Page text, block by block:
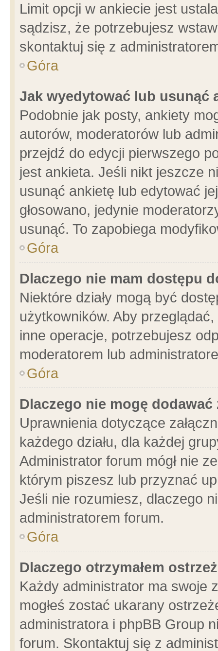
Limit opcji w ankiecie jest
sądzisz, że potrzebujesz
skontaktuj się z
Góra
Jak wyedytować lub usunąć
Podobnie jak posty, ankiety
autorów, moderatorów lub
przejdź do edycji pierwszego
jest ankieta. Jeśli nikt jeszcze
usunąć ankietę lub edytować
głosowano, jedynie
usunąć. To zapobiega
Góra
Dlaczego nie mam dostępu
Niektóre działy mogą być
użytkowników. Aby
inne operacje, potrzebujesz
moderatorem lub
Góra
Dlaczego nie mogę dodawać
Uprawnienia dotyczące
każdego działu, dla każdej
Administrator forum mógł nie
którym piszesz lub przyznać
Jeśli nie rozumiesz, dlaczego
administratorem forum.
Góra
Dlaczego otrzymałem
Każdy administrator ma swoje
mogłeś zostać ukarany
administratora i phpBB Group
forum. Skontaktuj się z